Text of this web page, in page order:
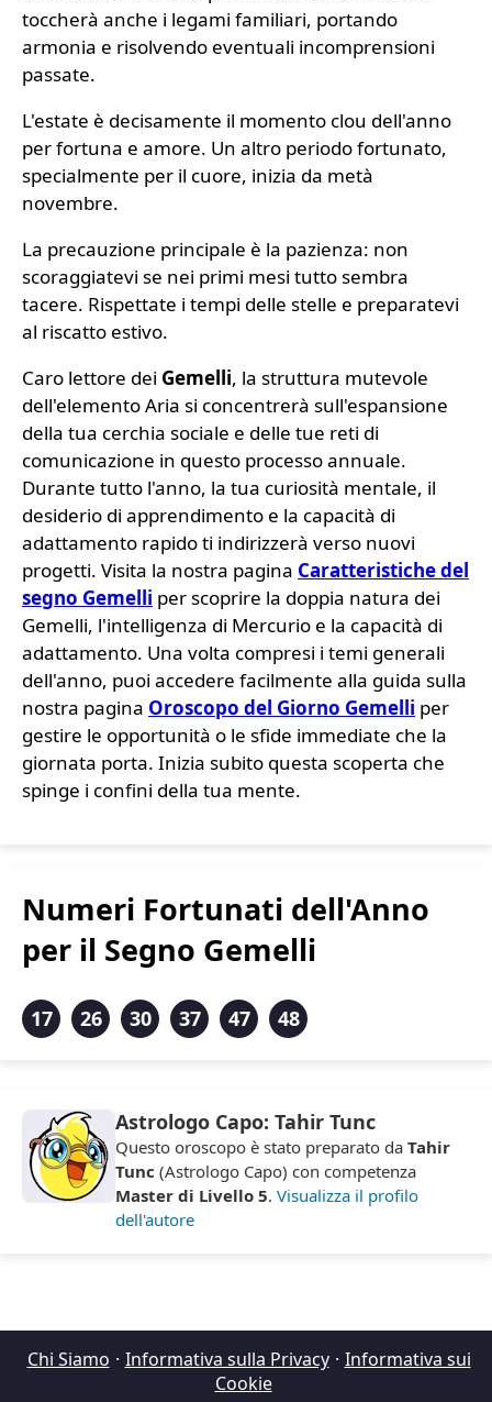
toccherà anche i legami familiari, portando
armonia e risolvendo eventuali incomprensioni
passate.
L'estate è decisamente il momento clou dell'anno
per fortuna e amore. Un altro periodo fortunato,
specialmente per il cuore, inizia da metà
novembre.
La precauzione principale è la pazienza: non
scoraggiatevi se nei primi mesi tutto sembra
tacere. Rispettate i tempi delle stelle e preparatevi
al riscatto estivo.
Caro lettore dei Gemelli, la struttura mutevole
dell'elemento Aria si concentrerà sull'espansione
della tua cerchia sociale e delle tue reti di
comunicazione in questo processo annuale.
Durante tutto l'anno, la tua curiosità mentale, il
desiderio di apprendimento e la capacità di
adattamento rapido ti indirizzerà verso nuovi
progetti. Visita la nostra pagina Caratteristiche del
segno Gemelli per scoprire la doppia natura dei
Gemelli, l'intelligenza di Mercurio e la capacità di
adattamento. Una volta compresi i temi generali
dell'anno, puoi accedere facilmente alla guida sulla
nostra pagina Oroscopo del Giorno Gemelli per
gestire le opportunità o le sfide immediate che la
giornata porta. Inizia subito questa scoperta che
spinge i confini della tua mente.
Numeri Fortunati dell'Anno
per il Segno Gemelli
17 26 30 37 47 48
Astrologo Capo: Tahir Tunc
Questo oroscopo è stato preparato da Tahir
Tunc (Astrologo Capo) con competenza
Master di Livello 5. Visualizza il profilo
dell'autore
Chi Siamo · Informativa sulla Privacy · Informativa sui
Cookie